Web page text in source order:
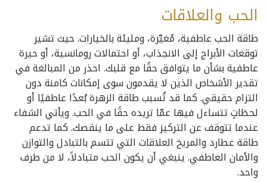
الحب والعلاقات
طاقة الحب عاطفية، مُغيّرة، ومليئة بالخيارات. حيث تشير
توقعات الأبراج إلى الانجذاب، أو احتمالات رومانسية، أو حيرة
عاطفية بشأن ما يتوافق حقًا مع قلبك. احذر من المبالغة في
تقدير الأشخاص الذين لا يقدمون سوى إمكانات كامنة دون
التزام حقيقي. كما قد تُسبب طاقة الزهرة بُعدًا عاطفيًا أو
لحظاتٍ تتساءل فيها عمّا تريده حقًا في الحب. ويأتي الشفاء
عندما تتوقف عن التركيز فقط على ما ينقصك. كما تدعم
طاقة عطارد والمريخ العلاقات التي تتسم بالتبادل والتوازن
والأمان العاطفي. ينبغي أن يكون الحب متبادلاً، لا من طرف
واحد.